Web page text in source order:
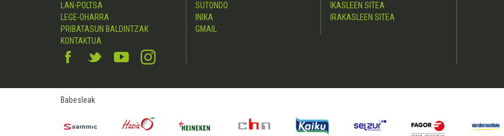
LAN-POLTSA
LEGE-OHARRA
PRIBATASUN BALDINTZAK
KONTAKTUA
SUTONDO
INIKA
GMAIL
IKASLEEN SITEA
IRAKASLEEN SITEA
Babesleak